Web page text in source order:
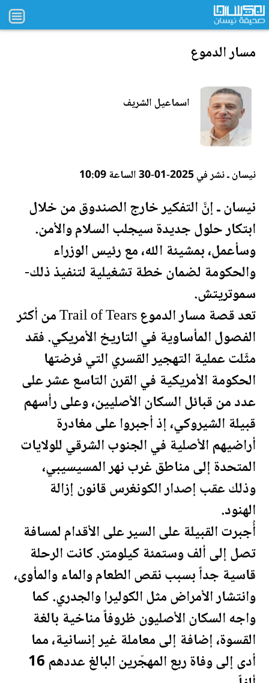
مسار الدموع
اسماعيل الشريف
نيسان ـ نشر في 2025-01-30 الساعة 10:09
نيسان ـ إنَّ التفكير خارج الصندوق من خلال
ابتكار حلول جديدة سيجلب السلام والأمن.
وسأعمل، بمشيئة الله، مع رئيس الوزراء
والحكومة لضمان خطة تشغيلية لتنفيذ ذلك-
سموتريتش.
تعد قصة مسار الدموع Trail of Tears من أكثر
الفصول المأساوية في التاريخ الأمريكي. فقد
مثّلت عملية التهجير القسري التي فرضتها
الحكومة الأمريكية في القرن التاسع عشر على
عدد من قبائل السكان الأصليين، وعلى رأسهم
قبيلة الشيروكي، إذ أجبروا على مغادرة
أراضيهم الأصلية في الجنوب الشرقي للولايات
المتحدة إلى مناطق غرب نهر المسيسيبي،
وذلك عقب إصدار الكونغرس قانون إزالة
الهنود.
أُجبرت القبيلة على السير على الأقدام لمسافة
تصل إلى ألف وستمئة كيلومتر. كانت الرحلة
قاسية جداً بسبب نقص الطعام والماء والمأوى،
وانتشار الأمراض مثل الكوليرا والجدري. كما
واجه السكان الأصليون ظروفاً مناخية بالغة
القسوة، إضافة إلى معاملة غير إنسانية، مما
أدى إلى وفاة ربع المهجّرين البالغ عددهم 16